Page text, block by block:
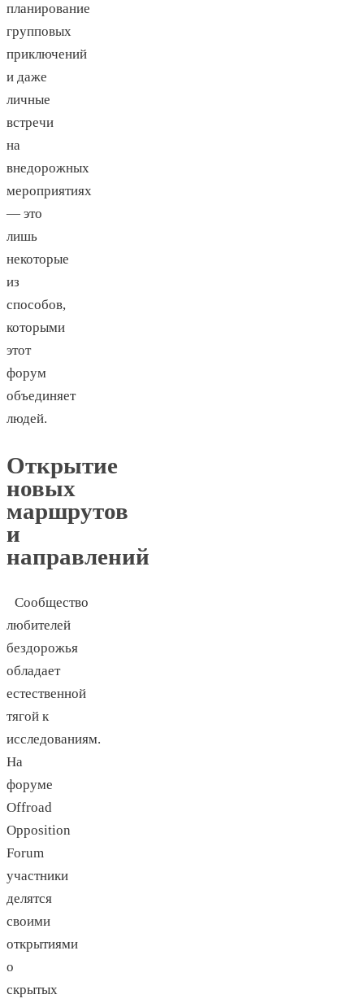
планирование
групповых
приключений
и даже
личные
встречи
на
внедорожных
мероприятиях
— это
лишь
некоторые
из
способов,
которыми
этот
форум
объединяет
людей.
Открытие
новых
маршрутов
и
направлений
Сообщество
любителей
бездорожья
обладает
естественной
тягой к
исследованиям.
На
форуме
Offroad
Opposition
Forum
участники
делятся
своими
открытиями
о
скрытых